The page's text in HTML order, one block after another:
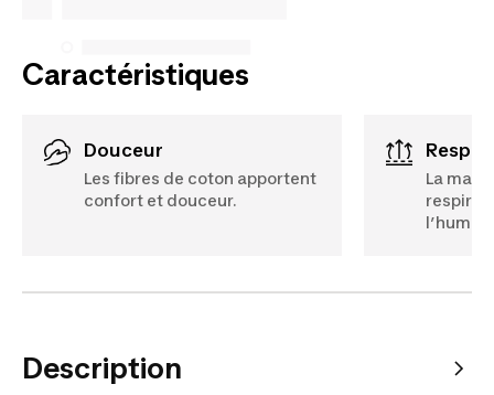
Caractéristiques
Douceur
Les fibres de coton apportent
confort et douceur.
La
respirer
Description